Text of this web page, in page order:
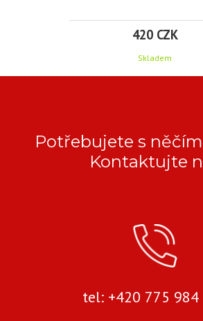
420 CZK
Skladem
FIAT
TLAČÍTKA
Potřebujete s
Kontaktujte
tel: +420 775 984